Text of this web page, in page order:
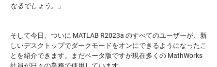
なるでしょう。」
そして今日、ついに MATLAB R2023a のすべてのユーザーが、新
しいデスクトップでダークモードをオンにできるようになったこ
とを紹介できます。まだベータ版ですが現在多くの MathWorks